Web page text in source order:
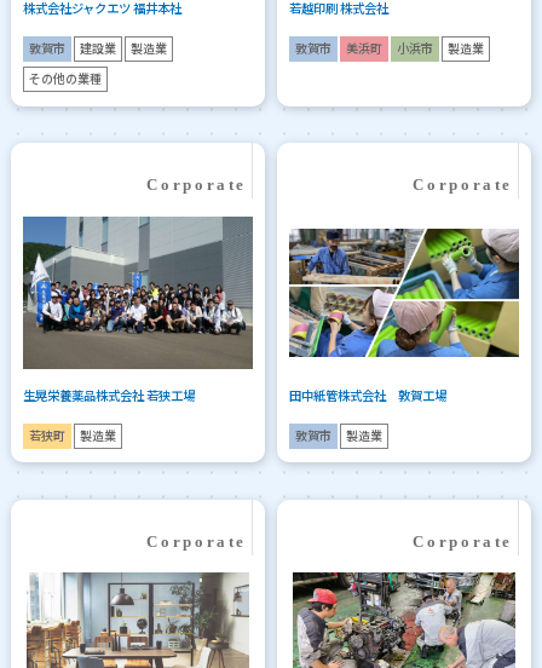
株式会社ジャクエツ 福井本社
敦賀市 建設業 製造業
その他の業種
若越印刷 株式会社
敦賀市 美浜町 小浜市 製造業
生晃栄養薬品株式会社 若狭工場
若狭町 製造業
田中紙管株式会社 敦賀工場
敦賀市 製造業